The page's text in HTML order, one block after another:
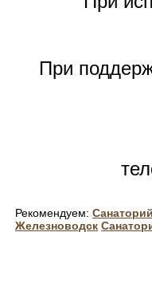
При
Рекомендуем:
Железноводск